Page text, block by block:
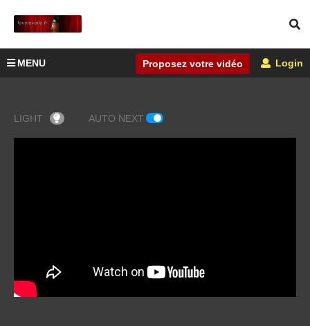
MENU Proposez votre vidéo Login
LIGHT AUTO NEXT